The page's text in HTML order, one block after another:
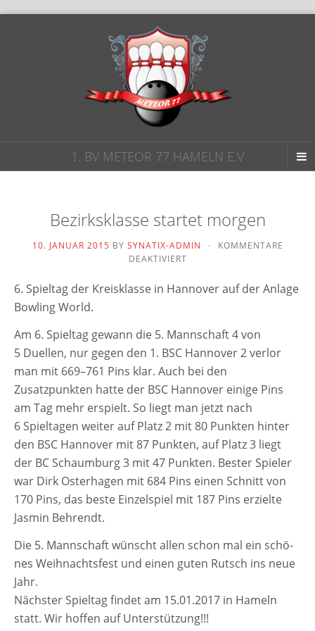
1. BV METEOR 77 HAMELN E.V
Bezirksklasse startet morgen
10. JANUAR 2015 BY SYNATIX-ADMIN ·
KOMMENTARE
DEAKTIVIERTFÜR
STARTET
6. Spieltag der Kreisklasse in Hannover auf der Anlage
Bowling World.
Am 6. Spieltag gewann die 5. Mannschaft 4 von
5 Duellen, nur gegen den 1. BSC Hannover 2 ver­lor
man mit 669–761 Pins klar. Auch bei den
Zusatzpunkten hat­te der BSC Hannover eini­ge Pins
am Tag mehr erspielt. So liegt man jetzt nach
6 Spieltagen wei­ter auf Platz 2 mit 80 Punkten hin­ter
den BSC Hannover mit 87 Punkten, auf Platz 3 liegt
der BC Schaumburg 3 mit 47 Punkten. Bester Spieler
war Dirk Osterhagen mit 684 Pins einen Schnitt von
170 Pins, das bes­te Einzelspiel mit 187 Pins erziel­te
Jasmin Behrendt.
Die 5. Mannschaft wünscht allen schon mal ein schö­
nes Weihnachtsfest und einen guten Rutsch ins neue
Jahr.
Nächster Spieltag fin­det am 15.01.2017 in Hameln
statt. Wir hof­fen auf Unterstützung!!!